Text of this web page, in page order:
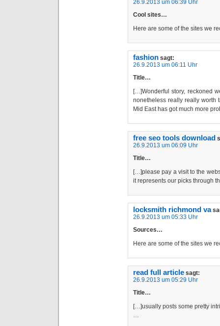
26.9.2013 um 06:39 Uhr
Cool sites…
Here are some of the sites we
fashion sagt:
26.9.2013 um 06:11 Uhr
Title…
[…]Wonderful story, reckoned
nonetheless really really worth
Mid East has got much more
free seo tools download
26.9.2013 um 06:09 Uhr
Title…
[…]please pay a visit to the
it represents our picks through
locksmith richmond va
26.9.2013 um 05:33 Uhr
Sources…
Here are some of the sites we
read full article sagt:
26.9.2013 um 05:29 Uhr
Title…
[…]usually posts some pretty
…